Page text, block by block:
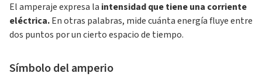
El amperaje expresa la intensidad que tiene una corriente
eléctrica.En otras palabras, mide cuánta energía fluye entre
dos puntos por un cierto espacio de tiempo.
Símbolo del amperio